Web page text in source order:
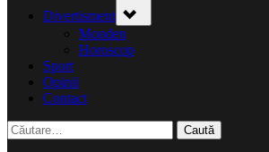
Divertisment sub-
menu
Monden
Horoscop
Sport
Opinii
Contact
Caută
după: